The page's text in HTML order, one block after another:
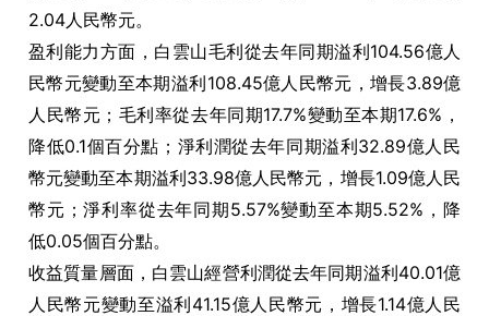
2.04人民幣元。
盈利能力方面，白雲山毛利從去年同期溢利104.56億人
民幣元變動至本期溢利108.45億人民幣元，增長3.89億
人民幣元；毛利率從去年同期17.7%變動至本期17.6%，
降低0.1個百分點；淨利潤從去年同期溢利32.89億人民
幣元變動至本期溢利33.98億人民幣元，增長1.09億人民
幣元；淨利率從去年同期5.57%變動至本期5.52%，降
低0.05個百分點。
收益質量層面，白雲山經營利潤從去年同期溢利40.01億
人民幣元變動至溢利41.15億人民幣元，增長1.14億人民